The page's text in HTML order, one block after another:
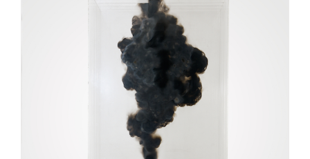
de la muestra: «El Bosque [...]